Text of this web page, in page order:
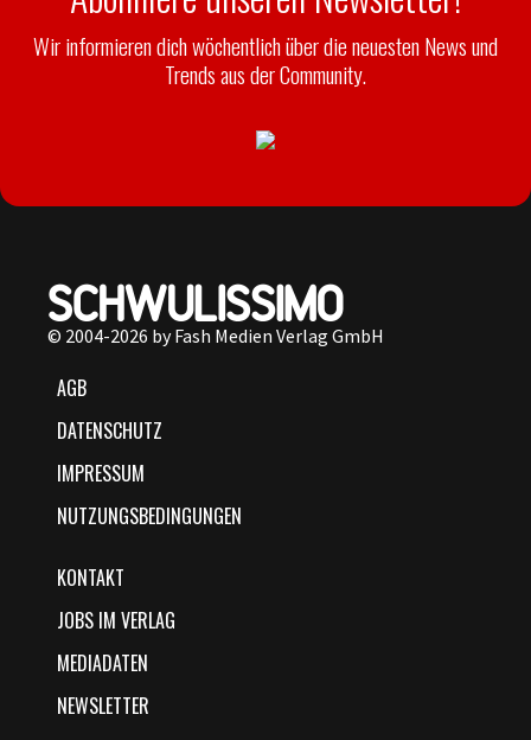
Wir informieren dich wöchentlich über die neuesten News und
Trends aus der Community.
© 2004-2026 by Fash Medien Verlag GmbH
AGB
DATENSCHUTZ
IMPRESSUM
NUTZUNGSBEDINGUNGEN
KONTAKT
JOBS IM VERLAG
MEDIADATEN
NEWSLETTER